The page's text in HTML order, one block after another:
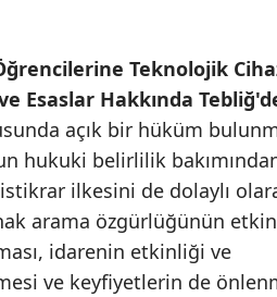
Teknolojik
Esaslar Hakkında
açık bir hüküm
hukuki belirlilik
ilkesini de dolaylı
arama özgürlüğünün
idarenin etkinliği ve
ve keyfiyetlerin de